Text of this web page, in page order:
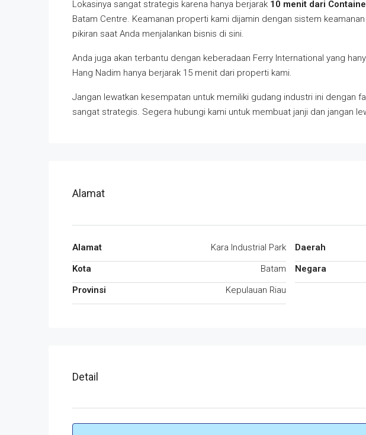
Lokasinya sangat strategis karena hanya berjarak 10 menit dari
Batam Centre. Keamanan properti kami dijamin dengan sistem
pikiran saat Anda menjalankan bisnis di sini.
Anda juga akan terbantu dengan keberadaan Ferry International yang
Hang Nadim hanya berjarak 15 menit dari properti kami.
Jangan lewatkan kesempatan untuk memiliki gudang industri ini dengan
sangat strategis. Segera hubungi kami untuk membuat janji dan jangan
Alamat
Alamat
Kara Industrial Park
Kota
Batam
Provinsi
Kepulauan Riau
Daerah
Negara
Detail